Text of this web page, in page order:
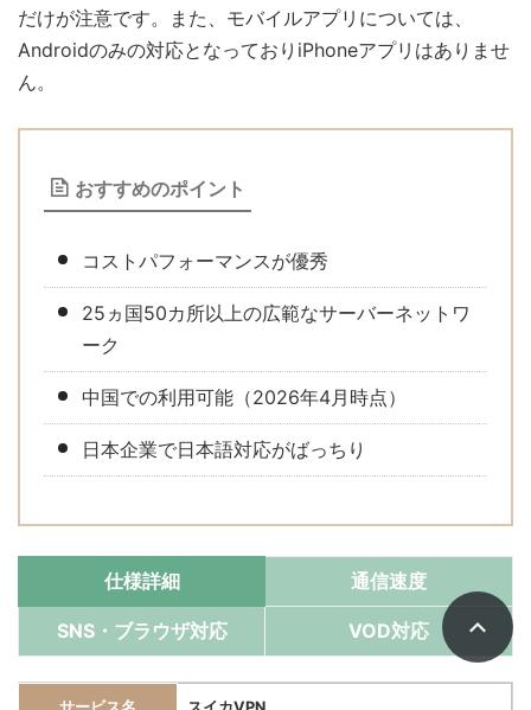
だけが注意です。また、モバイルアプリについては、
Androidのみの対応となっておりiPhoneアプリはありませ
ん。
おすすめのポイント
コストパフォーマンスが優秀
25ヵ国50カ所以上の広範なサーバーネットワ
ーク
中国での利用可能（2026年4月時点）
日本企業で日本語対応がばっちり
仕様詳細 通信速度
SNS・ブラウザ対応 VOD対応